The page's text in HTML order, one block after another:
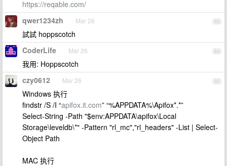
https://reqable.com/
83
qwer1234zh Mar 26
試試 hoppscotch
84
CoderLife Mar 26
我用: Hoppscotch
85
czy0612 Mar 26
Windows 执行
findstr /S /I “apifox.it.com” “%APPDATA%\Apifox*.*”
Select-String -Path "$env:APPDATA\apifox\Local
Storage\leveldb\*" -Pattern "rl_mc","rl_headers" -List | Select-
Object Path
MAC 执行